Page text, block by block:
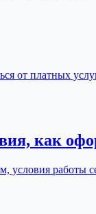
от платных
как
условия